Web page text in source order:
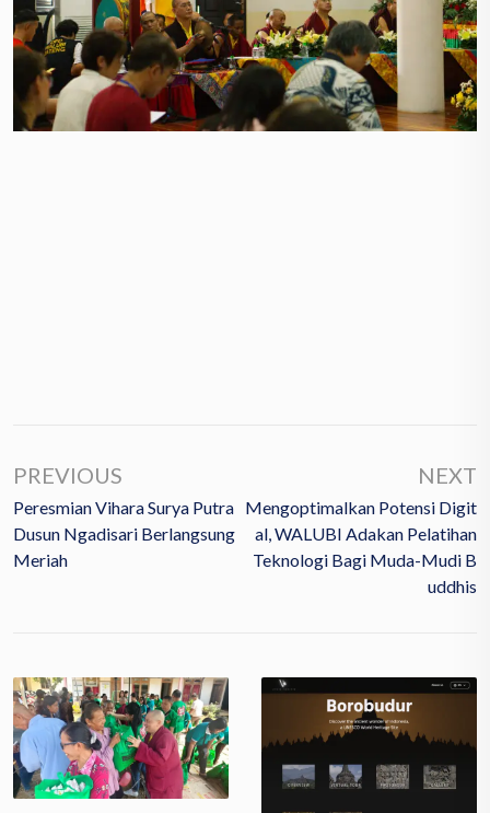
PREVIOUS
Peresmian Vihara Surya Putra
Dusun Ngadisari Berlangsung
Meriah
NEXT
Mengoptimalkan Potensi Digit
Al, WALUBI Adakan Pelatihan
Teknologi Bagi Muda-Mudi B
Uddhis